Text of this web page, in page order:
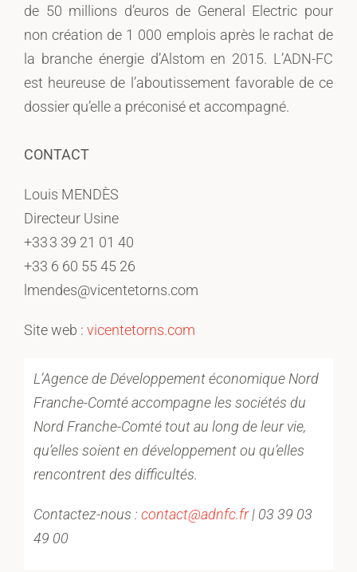
de 50 millions d’euros de General Electric pour
non création de 1 000 emplois après le rachat de
la branche énergie d’Alstom en 2015. L’ADN-FC
est heureuse de l’aboutissement favorable de ce
dossier qu’elle a préconisé et accompagné.
CONTACT
Louis MENDÈS
Directeur Usine
+33 3 39 21 01 40
+33 6 60 55 45 26
lmendes@vicentetorns.com
Site web : vicentetorns.com
L’Agence de Développement économique Nord
Franche-Comté accompagne les sociétés du
Nord Franche-Comté tout au long de leur vie,
qu’elles soient en développement ou qu’elles
rencontrent des difficultés.
Contactez-nous : contact@adnfc.fr| 03 39 03
49 00